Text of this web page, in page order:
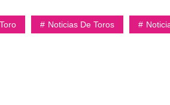
Noticias De Toros